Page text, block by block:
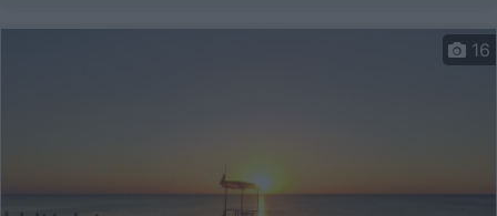
16